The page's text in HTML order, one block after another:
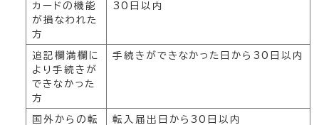
カードの機能
が損なわれた
方
30日以内
追記欄満欄に
より手続きが
できなかった
方
手続きができなかった日から30日以内
国外からの転
転入届出日から30日以内